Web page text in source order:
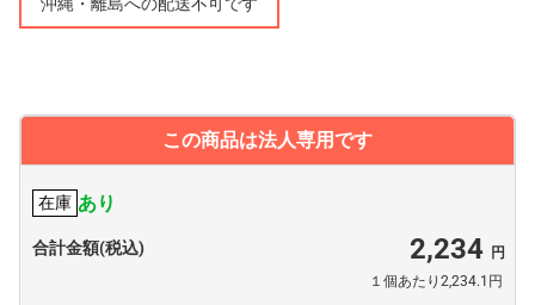
この商品は法人専用です
在庫 あり
合計金額(税込) 2,234
１個あたり2,234.1円